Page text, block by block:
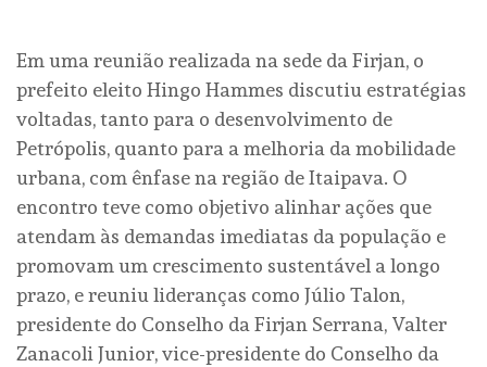
Em uma reunião realizada na sede da Firjan, o
prefeito eleito Hingo Hammes discutiu estratégias
voltadas, tanto para o desenvolvimento de
Petrópolis, quanto para a melhoria da mobilidade
urbana, com ênfase na região de Itaipava. O
encontro teve como objetivo alinhar ações que
atendam às demandas imediatas da população e
promovam um crescimento sustentável a longo
prazo, e reuniu lideranças como Júlio Talon,
presidente do Conselho da Firjan Serrana, Valter
Zanacoli Junior, vice-presidente do Conselho da